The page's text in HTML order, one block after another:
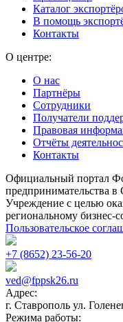
Каталог
В помощь
Контакты
О центре:
О нас
Партнёры
Сотрудники
Получатели
Правовая
Отчёты
Контакты
Официальный портал
предпринимательства в
Учреждение с целью
региональному бизнес-
Пользовательское
+7 (8652) 23-56-20
ved@fppsk26.ru
Адрес:
г. Ставрополь ул.
Режима работы: